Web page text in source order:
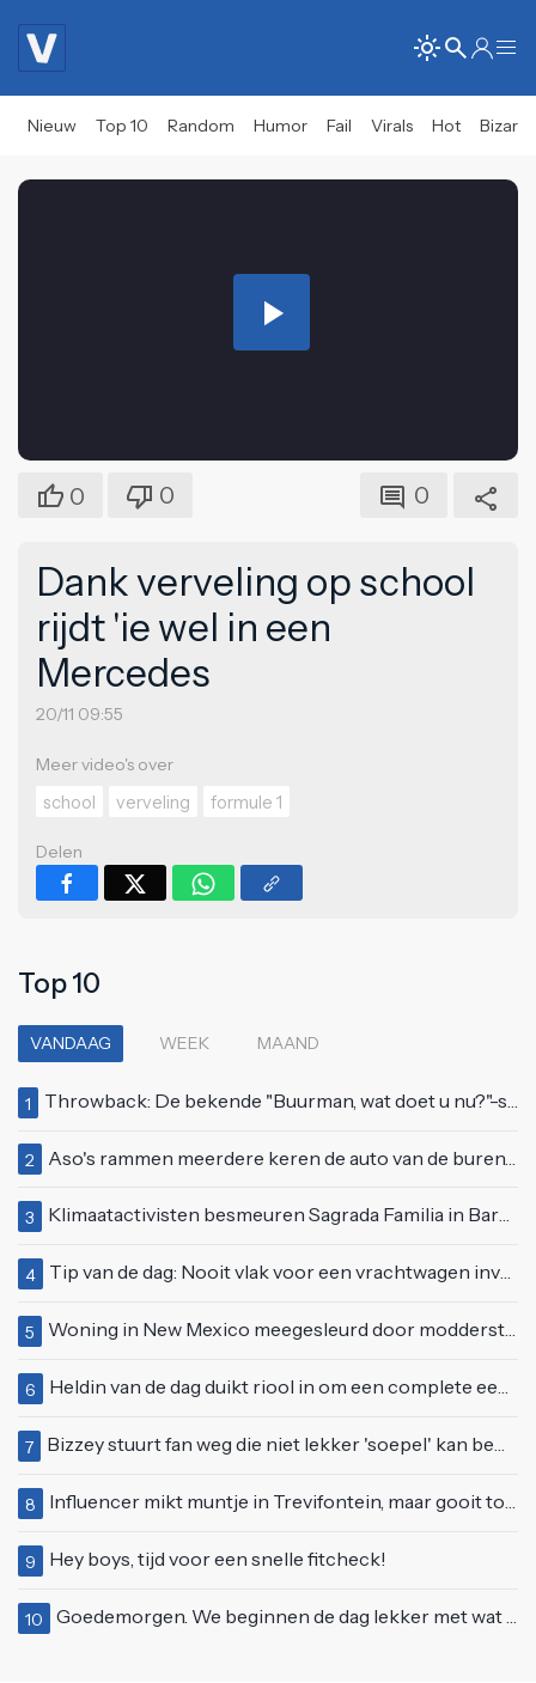
Nieuw Top 10 Random Humor Fail Virals Hot Bizar
Play
0 0 0
Dank verveling op school
rijdt 'ie wel in een
Mercedes
20/11 09:55
Meer video's over
school
verveling formule 1
Delen
Top 10
VANDAAG WEEK MAAND
1 Throwback: De bekende "Buurman, wat doet u nu?"-scène uit Flodder met Tatjana Šimić
2 Aso's rammen meerdere keren de auto van de buren, maar doen alsof er niets gebeurd is
3 Klimaatactivisten besmeuren Sagrada Familia in Barcelona met lading verf
4 Tip van de dag: Nooit vlak voor een vrachtwagen invoegen
5 Woning in New Mexico meegesleurd door modderstroom
6 Heldin van de dag duikt riool in om een complete eendenfamilie te redden
7 Bizzey stuurt fan weg die niet lekker 'soepel' kan bewegen op podium
8 Influencer mikt muntje in Trevifontein, maar gooit toerist bijna knock-out
9 Hey boys, tijd voor een snelle fitcheck!
10 Goedemorgen. We beginnen de dag lekker met wat rek- en strekoefeningen